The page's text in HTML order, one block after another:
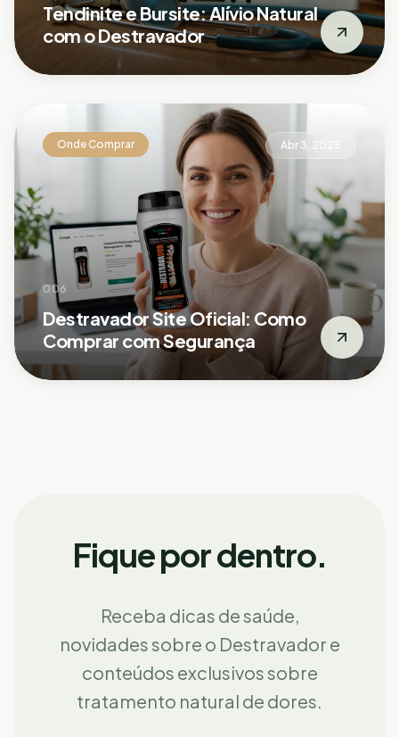
Tendinite e Bursite: Alívio Natural
com o Destravador
Onde Comprar Abr 3, 2025
006
Destravador Site Oficial: Como
Comprar com Segurança
Fique por dentro.
Receba dicas de saúde,
novidades sobre o Destravador e
conteúdos exclusivos sobre
tratamento natural de dores.